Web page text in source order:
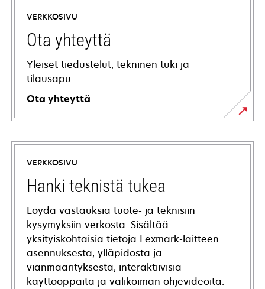
VERKKOSIVU
Ota yhteyttä
Yleiset tiedustelut, tekninen tuki ja
tilausapu.
Ota yhteyttä
VERKKOSIVU
Hanki teknistä tukea
Löydä vastauksia tuote- ja teknisiin
kysymyksiin verkosta. Sisältää
yksityiskohtaisia tietoja Lexmark-laitteen
asennuksesta, ylläpidosta ja
vianmäärityksestä, interaktiivisia
käyttöoppaita ja valikoiman ohjevideoita.